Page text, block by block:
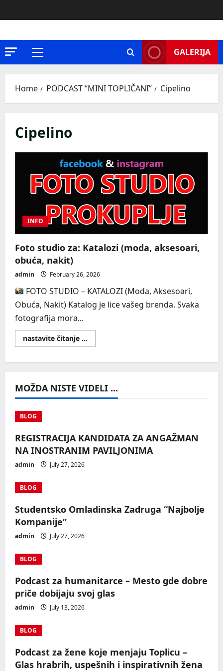
to
Primary
GALERIJA
Home PODCAST “MINI TOPLIČANI” Cipelino
Cipelino
INFO
Foto studio za: Katalozi (moda, aksesoari,
obuća, nakit)
admin February 26, 2026
FOTO STUDIO – KATALOZI (Moda, Aksesoari,
Obuća, Nakit) Katalog je lice vašeg brenda. Svaka
fotografija mora...
nastavite čitanje ...
more
(moda,
aksesoari,
obuća,
MOŽDA NISTE VIDELI ...
BLOG
REGISTRACIJA KANDIDATA ZA ANGAŽMAN
NA INOSTRANIM PAVILJONIMA
admin July 27, 2026
BLOG
Studentsko Omladinska Zadruga “Najbolje
Kompanije“
admin July 27, 2026
BLOG
Podcast za humanitarce – Mesto gde dobre
priče dobijaju svoj glas
admin July 13, 2026
BLOG
Podcast za žene koje menjaju Toplicu –
Glas hrabrih, uspešnih i inspirativnih žena